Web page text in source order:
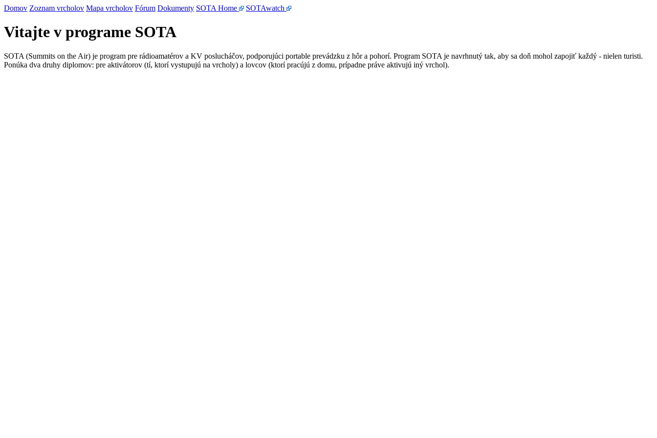
Domov Zoznam vrcholov Mapa vrcholov Fórum Dokumenty SOTA Home SOTAwatch
Vitajte v programe SOTA
SOTA (Summits on the Air) je program pre rádioamatérov a KV poslucháčov, podporujúci portable prevádzku z hôr a pohorí. Program SOTA je navrhnutý tak, aby sa doň mohol zapojiť každý - nielen turisti.
Ponúka dva druhy diplomov: pre aktivátorov (tí, ktorí vystupujú na vrcholy) a lovcov (ktorí pracújú z domu, prípadne práve aktivujú iný vrchol).